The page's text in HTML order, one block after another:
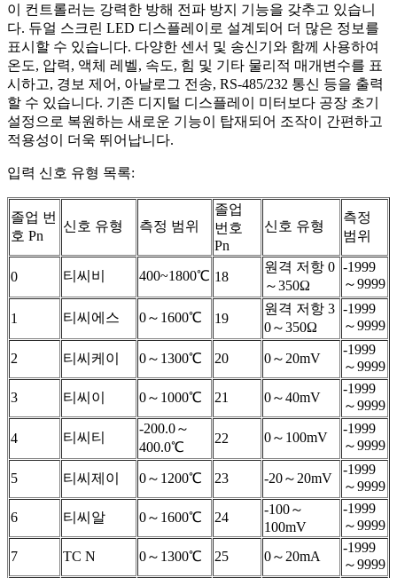
이 컨트롤러는 강력한 방해 전파 방지 기능을 갖추고 있습니
다. 듀얼 스크린 LED 디스플레이로 설계되어 더 많은 정보를
표시할 수 있습니다. 다양한 센서 및 송신기와 함께 사용하여
온도, 압력, 액체 레벨, 속도, 힘 및 기타 물리적 매개변수를 표
시하고, 경보 제어, 아날로그 전송, RS-485/232 통신 등을 출력
할 수 있습니다. 기존 디지털 디스플레이 미터보다 공장 초기
설정으로 복원하는 새로운 기능이 탑재되어 조작이 간편하고
적용성이 더욱 뛰어납니다.
입력 신호 유형 목록:
졸업 번
호 Pn
신호 유형 측정 범위
졸업
번호
Pn
신호 유형
측정
범위
0 티씨비 400~1800℃ 18
원격 저항 0
～350Ω
-1999
～9999
1 티씨에스 0～1600℃ 19
원격 저항 3
0～350Ω
-1999
～9999
2 티씨케이 0～1300℃ 20 0～20mV
-1999
～9999
3 티씨이 0～1000℃ 21 0～40mV
-1999
～9999
4 티씨티
-200.0～
400.0℃
22 0～100mV
-1999
～9999
5 티씨제이 0～1200℃ 23 -20～20mV
-1999
～9999
6 티씨알 0～1600℃ 24
-100～
100mV
-1999
～9999
7 TC N 0～1300℃ 25 0～20mA
-1999
～9999